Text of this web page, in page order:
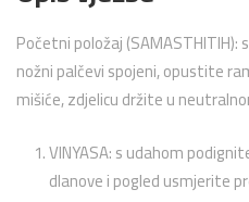
Početni položaj
nožni palčevi spojeni, opustite
mišiće, zdjelicu držite u
VINYASA: s udahom
dlanove i pogled usmjerite